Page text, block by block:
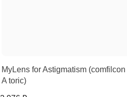
MyLens for Astigmatism (comfilcon
A toric)